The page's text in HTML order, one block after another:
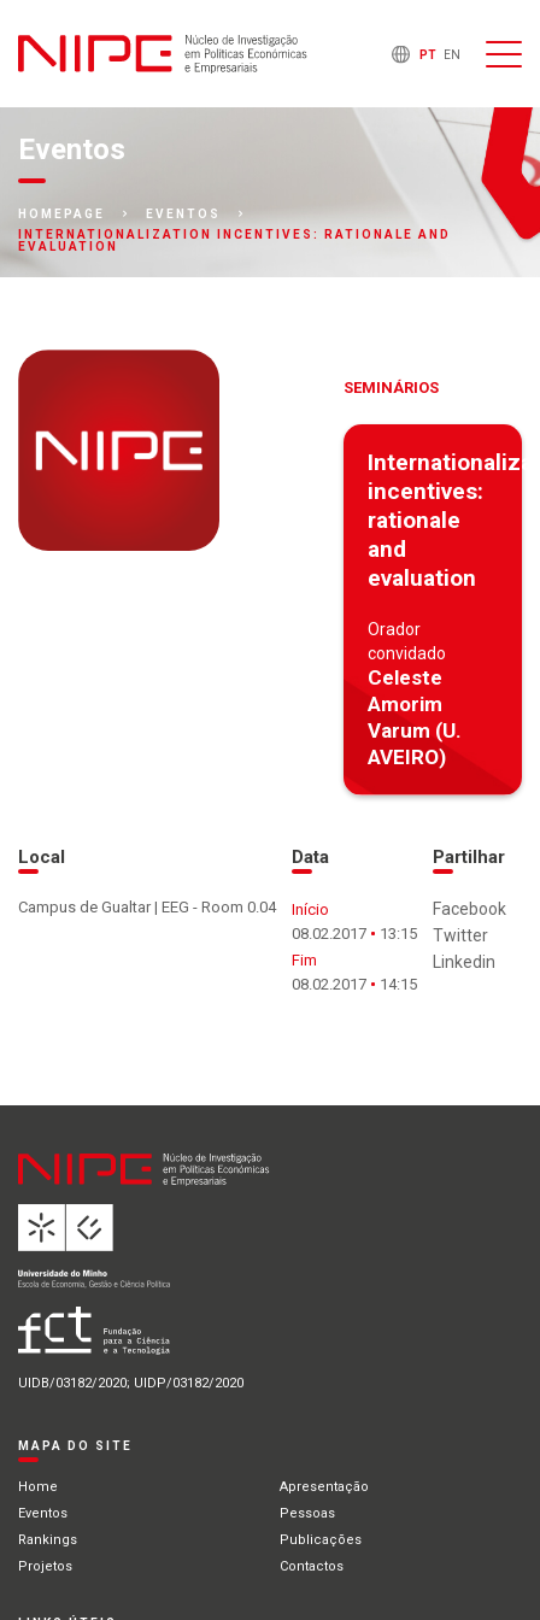
PT EN
Eventos
HOMEPAGE
EVENTOS
INTERNATIONALIZATION INCENTIVES: RATIONALE AND
EVALUATION
SEMINÁRIOS
incentives:
rationale
and
evaluation
Orador
convidado
Celeste
Amorim
Varum (U.
AVEIRO)
Local
Campus de Gualtar | EEG - Room 0.04
Data
Início
08.02.2017
13:15
Fim
08.02.2017
14:15
Partilhar
Facebook
Twitter
Linkedin
UIDB/03182/2020; UIDP/03182/2020
MAPA DO SITE
Home
Apresentação
Eventos
Pessoas
Rankings
Publicações
Projetos
Contactos